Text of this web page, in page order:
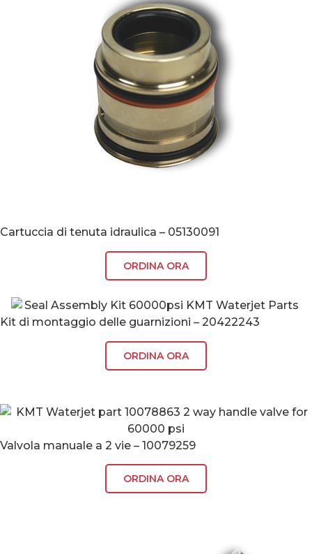
Cartuccia di tenuta idraulica – 05130091
ORDINA ORA
Kit di montaggio delle guarnizioni – 20422243
ORDINA ORA
Valvola manuale a 2 vie – 10079259
ORDINA ORA